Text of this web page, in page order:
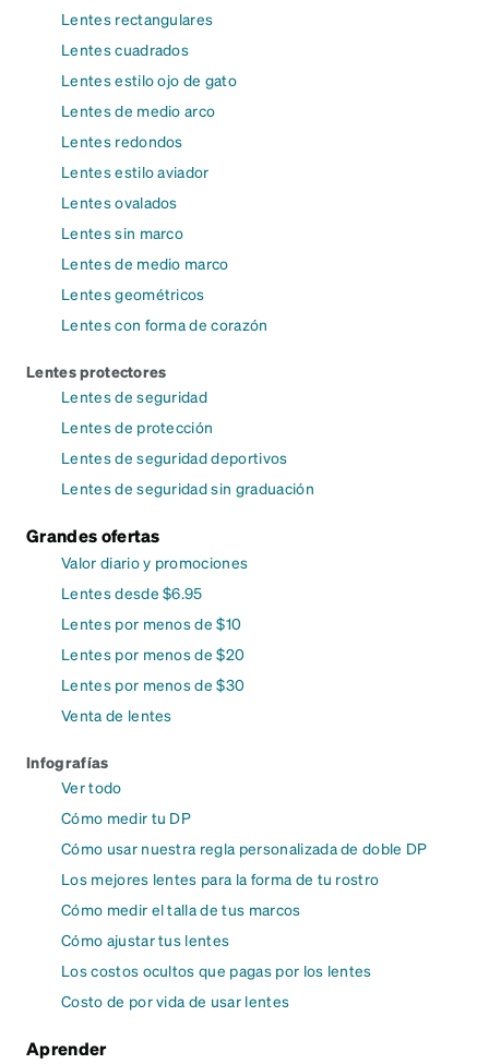
Lentes rectangulares
Lentes cuadrados
Lentes estilo ojo de gato
Lentes de medio arco
Lentes redondos
Lentes estilo aviador
Lentes ovalados
Lentes sin marco
Lentes de medio marco
Lentes geométricos
Lentes con forma de corazón
Lentes protectores
Lentes de seguridad
Lentes de protección
Lentes de seguridad deportivos
Lentes de seguridad sin graduación
Grandes ofertas
Valor diario y promociones
Lentes desde $6.95
Lentes por menos de $10
Lentes por menos de $20
Lentes por menos de $30
Venta de lentes
Infografías
Ver todo
Cómo medir tu DP
Cómo usar nuestra regla personalizada de doble DP
Los mejores lentes para la forma de tu rostro
Cómo medir el talla de tus marcos
Cómo ajustar tus lentes
Los costos ocultos que pagas por los lentes
Costo de por vida de usar lentes
Aprender